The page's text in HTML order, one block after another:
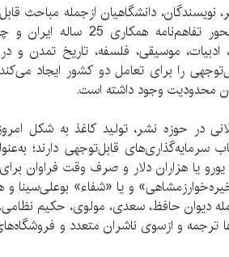
دانشگاهیان از‌جمله مباحث
مفاد فرهنگی کتاب‌محور
ادبیات، موسیقی، فلسفه، تاریخ تمدن و
را برای تعامل دو کشور ایجاد
محدودیت وجود داشته است.
در حوزه نشر، تولید کاغذ به شکل
سرمایه‌گذاری‌های قابل‌توجهی دارند؛
یا هزاران دلار و صرف وقت فراوان
و یا «شفاء» بوعلی‌سینا و
دیوان حافظ، سعدی، مولوی، حکیم نظامی،
ترجمه و ازسوی ناشران متعدد و